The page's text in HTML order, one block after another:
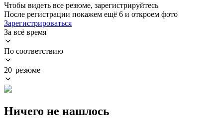
Чтобы видеть все резюме, зарегистрируйтесь
После регистрации покажем ещё 6 и откроем фото
Зарегистрироваться
За всё время
По соответствию
20 резюме
Ничего не нашлось